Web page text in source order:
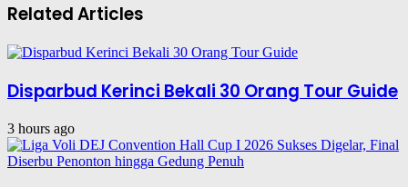
Related Articles
Disparbud Kerinci Bekali 30 Orang Tour Guide
3 hours ago